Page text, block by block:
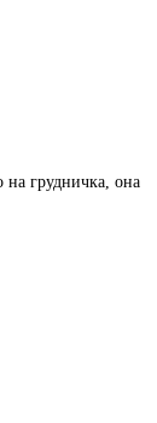
на грудничка, она